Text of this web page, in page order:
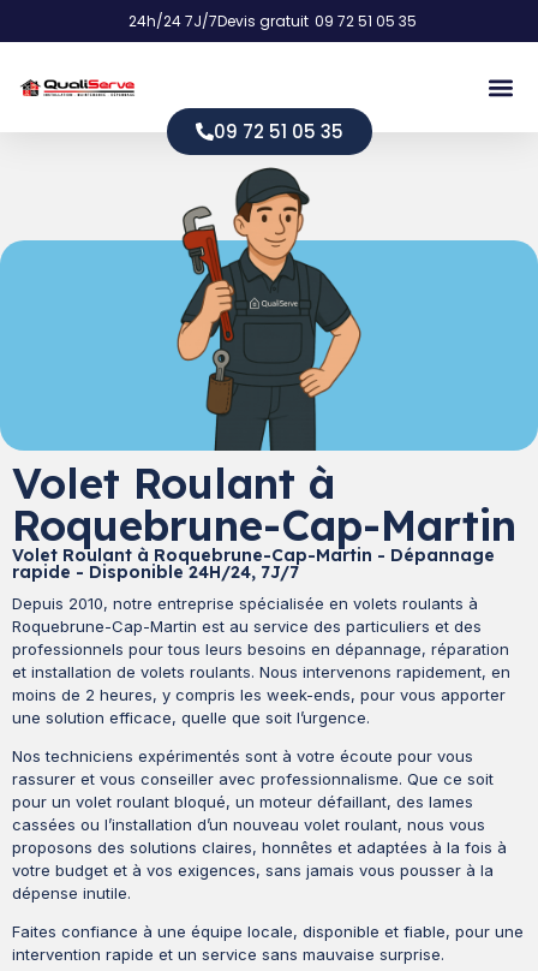
24h/24 7J/7Devis gratuit 09 72 51 05 35
09 72 51 05 35
Volet Roulant à
Roquebrune-Cap-Martin
Volet Roulant à Roquebrune-Cap-Martin - Dépannage
rapide - Disponible 24H/24, 7J/7
Depuis 2010, notre entreprise spécialisée en volets roulants à
Roquebrune-Cap-Martin est au service des particuliers et des
professionnels pour tous leurs besoins en dépannage, réparation
et installation de volets roulants. Nous intervenons rapidement, en
moins de 2 heures, y compris les week-ends, pour vous apporter
une solution efficace, quelle que soit l’urgence.
Nos techniciens expérimentés sont à votre écoute pour vous
rassurer et vous conseiller avec professionnalisme. Que ce soit
pour un volet roulant bloqué, un moteur défaillant, des lames
cassées ou l’installation d’un nouveau volet roulant, nous vous
proposons des solutions claires, honnêtes et adaptées à la fois à
votre budget et à vos exigences, sans jamais vous pousser à la
dépense inutile.
Faites confiance à une équipe locale, disponible et fiable, pour une
intervention rapide et un service sans mauvaise surprise.